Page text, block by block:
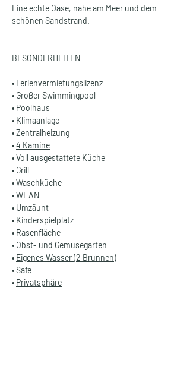
Eine echte Oase, nahe am Meer und dem
schönen Sandstrand.
BESONDERHEITEN
• Ferienvermietungslizenz
• Großer Swimmingpool
• Poolhaus
• Klimaanlage
• Zentralheizung
• 4 Kamine
• Voll ausgestattete Küche
• Grill
• Waschküche
• WLAN
• Umzäunt
• Kinderspielplatz
• Rasenfläche
• Obst- und Gemüsegarten
• Eigenes Wasser (2 Brunnen)
• Safe
• Privatsphäre